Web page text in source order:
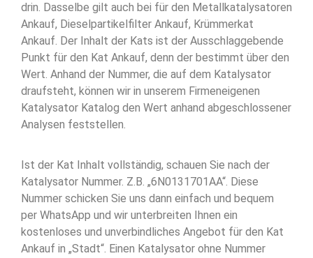
drin. Dasselbe gilt auch bei für den Metallkatalysatoren
Ankauf, Dieselpartikelfilter Ankauf, Krümmerkat
Ankauf. Der Inhalt der Kats ist der Ausschlaggebende
Punkt für den Kat Ankauf, denn der bestimmt über den
Wert. Anhand der Nummer, die auf dem Katalysator
draufsteht, können wir in unserem Firmeneigenen
Katalysator Katalog den Wert anhand abgeschlossener
Analysen feststellen.
Ist der Kat Inhalt vollständig, schauen Sie nach der
Katalysator Nummer. Z.B. „6N0131701AA“. Diese
Nummer schicken Sie uns dann einfach und bequem
per WhatsApp und wir unterbreiten Ihnen ein
kostenloses und unverbindliches Angebot für den Kat
Ankauf in „Stadt“. Einen Katalysator ohne Nummer